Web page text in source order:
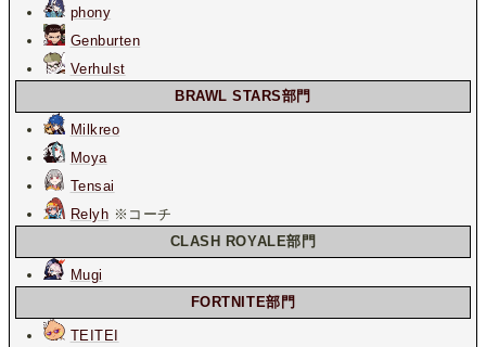
phony
Genburten
Verhulst
BRAWL STARS部門
Milkreo
Moya
Tensai
Relyh ※コーチ
CLASH ROYALE部門
Mugi
FORTNITE部門
TEITEI